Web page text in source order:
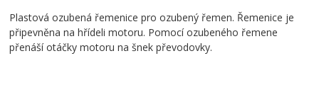
Plastová ozubená řemenice pro ozubený řemen. Řemenice je
připevněna na hřídeli motoru. Pomocí ozubeného řemene
přenáší otáčky motoru na šnek převodovky.